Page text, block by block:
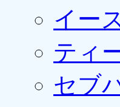
イー
ティ
セブ